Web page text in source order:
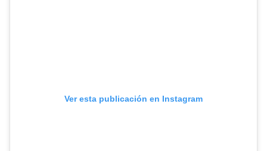
Ver esta publicación en Instagram